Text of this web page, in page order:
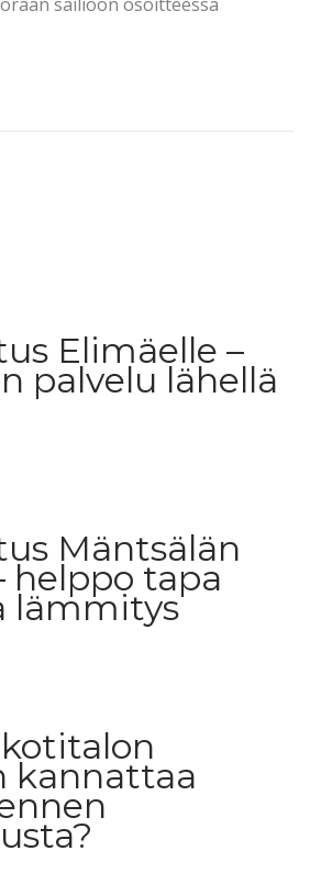
Elimäelle –
palvelu lähellä
Mäntsälän
helppo tapa
lämmitys
kannattaa